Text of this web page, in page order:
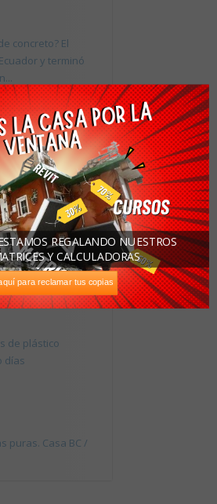
concreto? El
y terminó
Alvar Aalto entra
forma más
diseño. Casa
de plástico
días
puras. Casa BC /
para reclamar tus copias
REGALANDO NUESTROS
Y CALCULADORAS